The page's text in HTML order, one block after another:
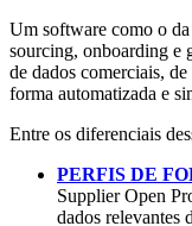
Um software como o da
sourcing, onboarding e
de dados comerciais,
forma automatizada e
Entre os diferenciais
PERFIS DE
Supplier Open
dados relevantes